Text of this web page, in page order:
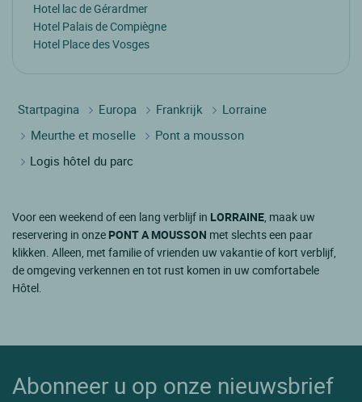
Hotel lac de Gérardmer
Hotel Palais de Compiègne
Hotel Place des Vosges
Startpagina Europa Frankrijk
Lorraine
Meurthe et moselle
Pont a mousson
Logis hôtel du parc
Voor een weekend of een lang verblijf in LORRAINE, maak uw
reservering in onze PONT A MOUSSON met slechts een paar
klikken. Alleen, met familie of vrienden uw vakantie of kort verblijf,
de omgeving verkennen en tot rust komen in uw comfortabele
Hôtel.
Abonneer u op onze nieuwsbrief